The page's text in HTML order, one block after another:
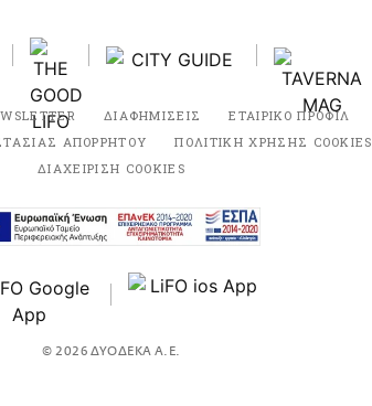
ΔΙΑΦΗΜΙΣΕΙΣ ΕΤΑΙΡΙΚΟ ΠΡΟΦΙΛ
ΑΠΟΡΡΗΤΟΥ
ΠΟΛΙΤΙΚΗ ΧΡΗΣΗΣ COOKIES
ΔΙΑΧΕΙΡΙΣΗ COOKIES
© 2026 ΔΥΟΔΕΚΑ Α.Ε.